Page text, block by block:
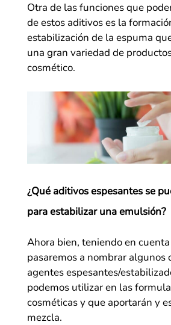
Otra de las funciones que
de estos aditivos es la
estabilización de la espuma
una gran variedad de
cosmético.
¿Qué aditivos espesantes se
para estabilizar una emulsión?
Ahora bien, teniendo en
pasaremos a nombrar algunos
agentes espesantes/
podemos utilizar en las
cosméticas y que aportarán y
mezcla.